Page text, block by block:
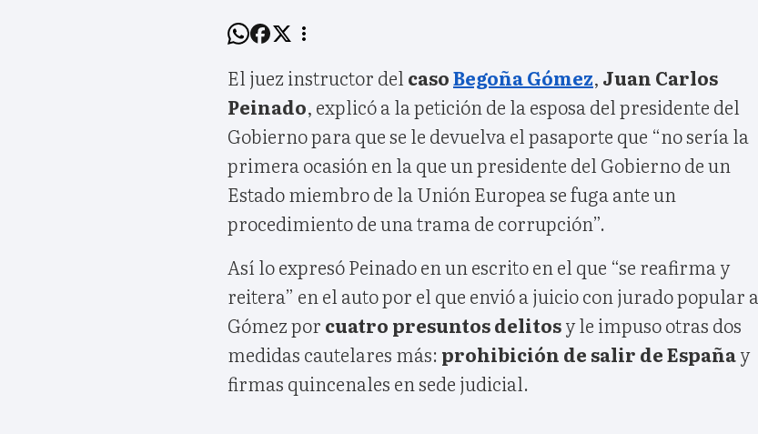
El juez instructor del casoBegoña Gómez, Juan Carlos
Peinado, explicó a la petición de la esposa del presidente del
Gobierno para que se le devuelva el pasaporte que “no sería la
primera ocasión en la que un presidente del Gobierno de un
Estado miembro de la Unión Europea se fuga ante un
procedimiento de una trama de corrupción”.
Así lo expresó Peinado en un escrito en el que “se reafirma y
reitera” en el auto por el que envió a juicio con jurado popular a
Gómez por cuatro presuntos delitosy le impuso otras dos
medidas cautelares más: prohibición de salir de Españay
firmas quincenales en sede judicial.